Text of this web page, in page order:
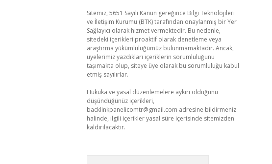
Sitemiz, 5651 Sayılı Kanun gereğince Bilgi Teknolojileri
ve İletişim Kurumu (BTK) tarafından onaylanmış bir Yer
Sağlayıcı olarak hizmet vermektedir. Bu nedenle,
sitedeki içerikleri proaktif olarak denetleme veya
araştırma yükümlülüğümüz bulunmamaktadır. Ancak,
üyelerimiz yazdıkları içeriklerin sorumluluğunu
taşımakta olup, siteye üye olarak bu sorumluluğu kabul
etmiş sayılırlar.
Hukuka ve yasal düzenlemelere aykırı olduğunu
düşündüğünüz içerikleri,
backlinkpanelicomtr@gmail.com adresine bildirmeniz
halinde, ilgili içerikler yasal süre içerisinde sitemizden
kaldırılacaktır.